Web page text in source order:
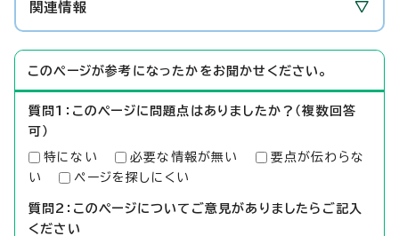
関連情報
このページが参考になったかをお聞かせください。
質問1：このページに問題点はありましたか？（複数回答
可）
特にない 必要な情報が無い
要点が伝わらな
い
ページを探しにくい
質問2：このページについてご意見がありましたらご記入
ください